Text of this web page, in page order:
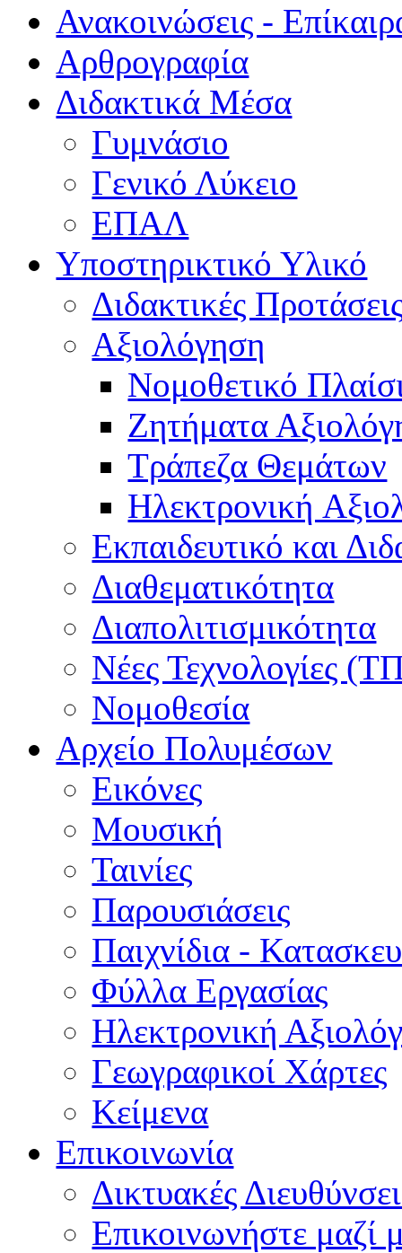
Ανακοινώσεις -
Αρθρογραφία
Διδακτικά Μέσα
Γυμνάσιο
Γενικό Λύκειο
ΕΠΑΛ
Υποστηρικτικό Υλικό
Διδακτικές
Αξιολόγηση
Νομοθετικό
Ζητήματα
Τράπεζα Θεμάτων
Hλεκτρονική
Εκπαιδευτικό και
Διαθεματικότητα
Διαπολιτισμικότητα
Νέες Τεχνολογίες
Νομοθεσία
Αρχείο Πολυμέσων
Εικόνες
Μουσική
Ταινίες
Παρουσιάσεις
Παιχνίδια -
Φύλλα Εργασίας
Ηλεκτρονική
Γεωγραφικοί Χάρτες
Κείμενα
Επικοινωνία
Δικτυακές
Επικοινωνήστε μαζί